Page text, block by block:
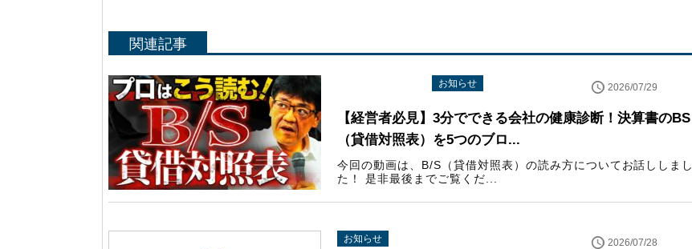
関連記事
お知らせ 2026/07/29
【経営者必見】3分でできる会社の健康診断！決算書のBS
（貸借対照表）を5つのブロ...
今回の動画は、B/S（貸借対照表）の読み方についてお話ししまし
た！ 是非最後までご覧くだ...
お知らせ 2026/07/28